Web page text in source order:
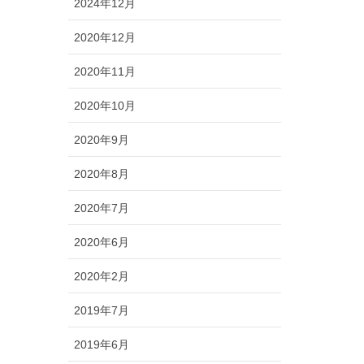
2024年12月
2020年12月
2020年11月
2020年10月
2020年9月
2020年8月
2020年7月
2020年6月
2020年2月
2019年7月
2019年6月